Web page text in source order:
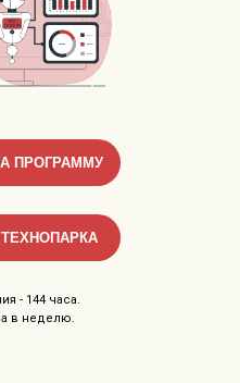
ПРОГРАММУ
- 144 часа.
в неделю.